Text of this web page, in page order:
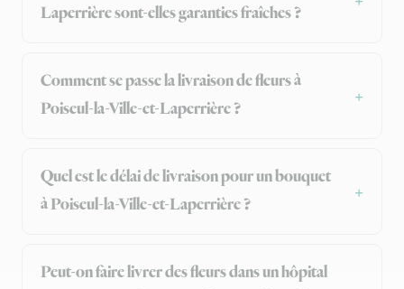
Laperrière sont-elles garanties fraîches ?
Comment se passe la livraison de fleurs à
Poiseul-la-Ville-et-Laperrière ?
Quel est le délai de livraison pour un bouquet
à Poiseul-la-Ville-et-Laperrière ?
Peut-on faire livrer des fleurs dans un hôpital